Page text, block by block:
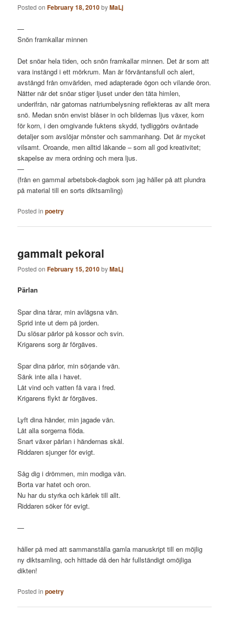
Posted onFebruary 18, 2010byMaLj
—
Snön framkallar minnen
Det snöar hela tiden, och snön framkallar minnen. Det är som att
vara instängd i ett mörkrum. Man är förväntansfull och alert,
avstängd från omvärlden, med adapterade ögon och vilande öron.
Nätter när det snöar stiger ljuset under den täta himlen,
underifrån, när gatornas natriumbelysning reflekteras av allt mera
snö. Medan snön envist blåser in och bildernas ljus växer, korn
för korn, i den omgivande fuktens skydd, tydliggörs oväntade
detaljer som avslöjar mönster och sammanhang. Det är mycket
vilsamt. Oroande, men alltid läkande – som all god kreativitet;
skapelse av mera ordning och mera ljus.
—
(från en gammal arbetsbok-dagbok som jag håller på att plundra
på material till en sorts diktsamling)
Posted in poetry
gammalt pekoral
Posted onFebruary 15, 2010byMaLj
Pärlan
Spar dina tårar, min avlägsna vän.
Sprid inte ut dem på jorden.
Du slösar pärlor på kossor och svin.
Krigarens sorg är förgäves.
Spar dina pärlor, min sörjande vän.
Sänk inte alla i havet.
Låt vind och vatten få vara i fred.
Krigarens flykt är förgäves.
Lyft dina händer, min jagade vän.
Låt alla sorgerna flöda.
Snart växer pärlan i händernas skål.
Riddaren sjunger för evigt.
Såg dig i drömmen, min modiga vän.
Borta var hatet och oron.
Nu har du styrka och kärlek till allt.
Riddaren söker för evigt.
—
håller på med att sammanställa gamla manuskript till en möjlig
ny diktsamling, och hittade då den här fullständigt omöjliga
dikten!
Posted in poetry